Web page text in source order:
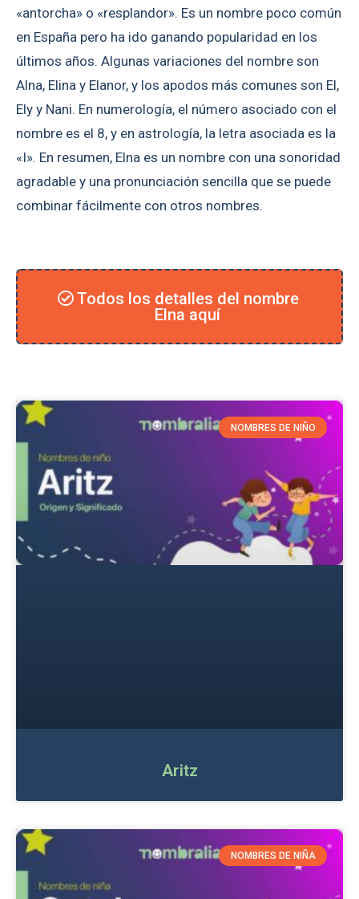
«antorcha» o «resplandor». Es un nombre poco común
en España pero ha ido ganando popularidad en los
últimos años. Algunas variaciones del nombre son
Alna, Elina y Elanor, y los apodos más comunes son El,
Ely y Nani. En numerología, el número asociado con el
nombre es el 8, y en astrología, la letra asociada es la
«I». En resumen, Elna es un nombre con una sonoridad
agradable y una pronunciación sencilla que se puede
combinar fácilmente con otros nombres.
Todos los detalles del nombre
Elna aquí
NOMBRES DE NIÑO
Aritz
NOMBRES DE NIÑA